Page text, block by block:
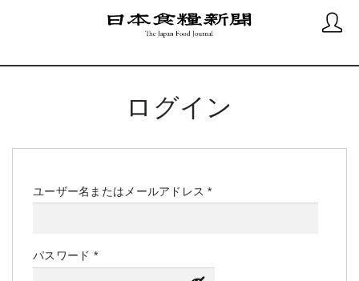
ログイン
ユーザー名またはメールアドレス*必
パスワード *必
須